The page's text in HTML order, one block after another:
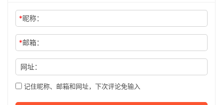
*昵称：
*邮箱：
网址：
记住昵称、邮箱和网址，下次评论免输入